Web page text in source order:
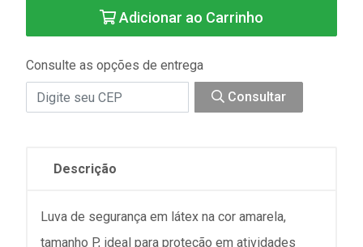
Adicionar ao Carrinho
Consulte as opções de entrega
Consultar
Descrição
Luva de segurança em látex na cor amarela,
tamanho P, ideal para proteção em atividades